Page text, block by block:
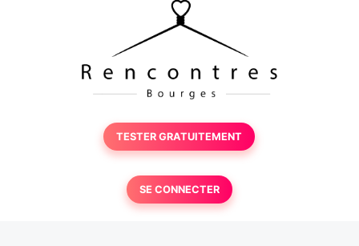
TESTER GRATUITEMENT
SE CONNECTER